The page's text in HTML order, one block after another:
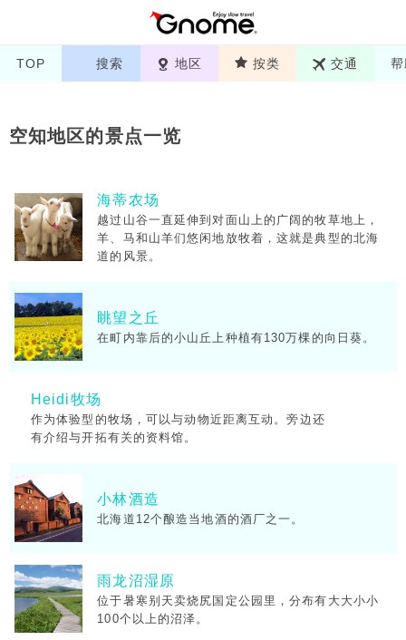
TOP 搜索 地区 按类 交通
空知地区的景点一览
海蒂农场
越过山谷一直延伸到对面山上的广阔的牧草地上，
羊、马和山羊们悠闲地放牧着，这就是典型的北海
道的风景。
眺望之丘
在町内靠后的小山丘上种植有130万棵的向日葵。
Heidi牧场
作为体验型的牧场，可以与动物近距离互动。旁边还
有介绍与开拓有关的资料馆。
小林酒造
北海道12个酿造当地酒的酒厂之一。
雨龙沼湿原
位于暑寒别天卖烧尻国定公园里，分布有大大小小
100个以上的沼泽。